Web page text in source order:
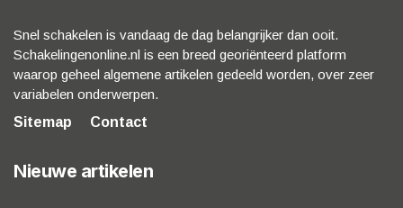
Snel schakelen is vandaag de dag belangrijker dan ooit.
Schakelingenonline.nl is een breed georiënteerd platform
waarop geheel algemene artikelen gedeeld worden, over zeer
variabelen onderwerpen.
Sitemap
Contact
Nieuwe artikelen